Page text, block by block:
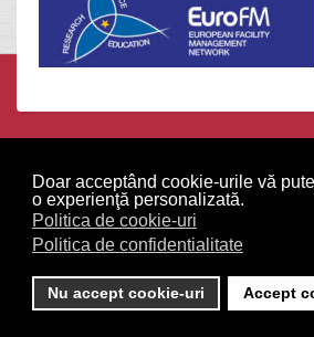
Doar acceptând cookie-urile vă
o experienţă personalizată.
Politica de cookie-uri
Politica de confidentialitate
Nu accept cookie-uri Accept
Politica de
Politica de